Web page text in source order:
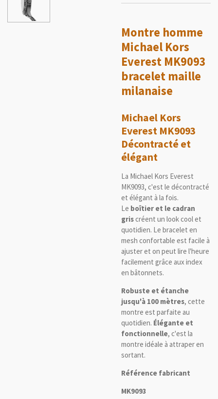
Montre homme
Michael Kors
Everest MK9093
bracelet maille
milanaise
Michael Kors
Everest MK9093
Décontracté et
élégant
La Michael Kors Everest
MK9093, c'est le décontracté
et élégant à la fois.
Le boîtier et le cadran
griscréent un look cool et
quotidien. Le bracelet en
mesh confortable est facile à
ajuster et on peut lire l'heure
facilement grâce aux index
en bâtonnets.
Robuste et étanche
jusqu'à 100 mètres, cette
montre est parfaite au
quotidien. Élégante et
fonctionnelle, c'est la
montre idéale à attraper en
sortant.
Référence fabricant
MK9093